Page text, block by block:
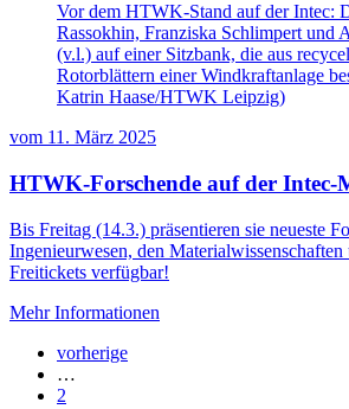
Vor dem HTWK-Stand auf der Intec:
Rassokhin, Franziska Schlimpert und
(v.l.) auf einer Sitzbank, die aus
Rotorblättern einer Windkraftanlage
Katrin Haase/HTWK Leipzig)
vom 11. März 2025
HTWK-Forschende auf der Intec-
Bis Freitag (14.3.) präsentieren sie neueste
Ingenieurwesen, den
Freitickets verfügbar!
Mehr Informationen
vorherige
…
2